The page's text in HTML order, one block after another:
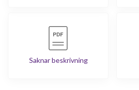
Saknar beskrivning